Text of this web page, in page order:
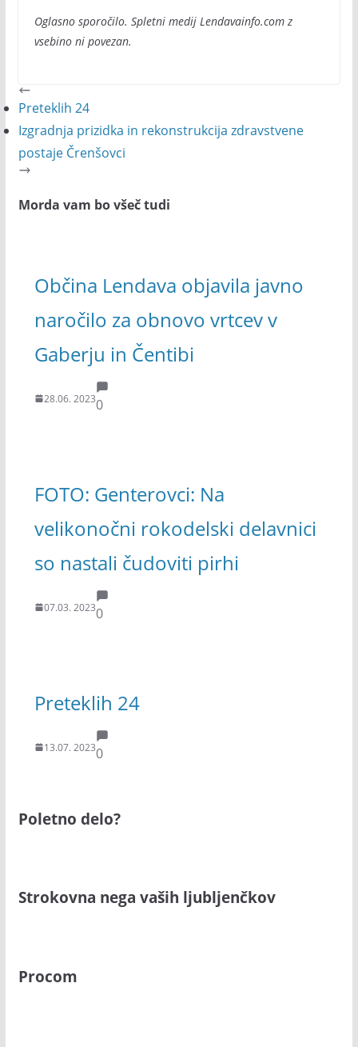
Oglasno sporočilo. Spletni medij Lendavainfo.com z
vsebino ni povezan.
Preteklih 24
Izgradnja prizidka in rekonstrukcija zdravstvene
postaje Črenšovci
Morda vam bo všeč tudi
Občina Lendava objavila javno
naročilo za obnovo vrtcev v
Gaberju in Čentibi
28.06. 20230
FOTO: Genterovci: Na
velikonočni rokodelski delavnici
so nastali čudoviti pirhi
07.03. 20230
Preteklih 24
13.07. 20230
Poletno delo?
Strokovna nega vaših ljubljenčkov
Procom